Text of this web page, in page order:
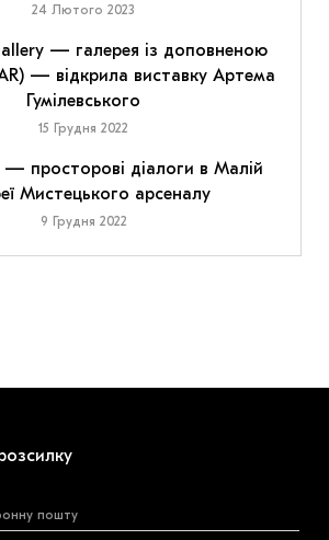
24 Лютого 2023
— галерея із доповненою
— відкрила виставку Артема
Гумілевського
15 Грудня 2022
— просторові діалоги в Малій
Мистецького арсеналу
9 Грудня 2022